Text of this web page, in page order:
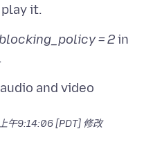
= 2in
and video
午9:14:06 [PDT] 修改